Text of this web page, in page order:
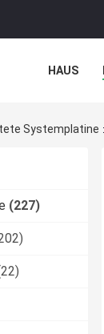
HAUS
Systemplatine
(227)